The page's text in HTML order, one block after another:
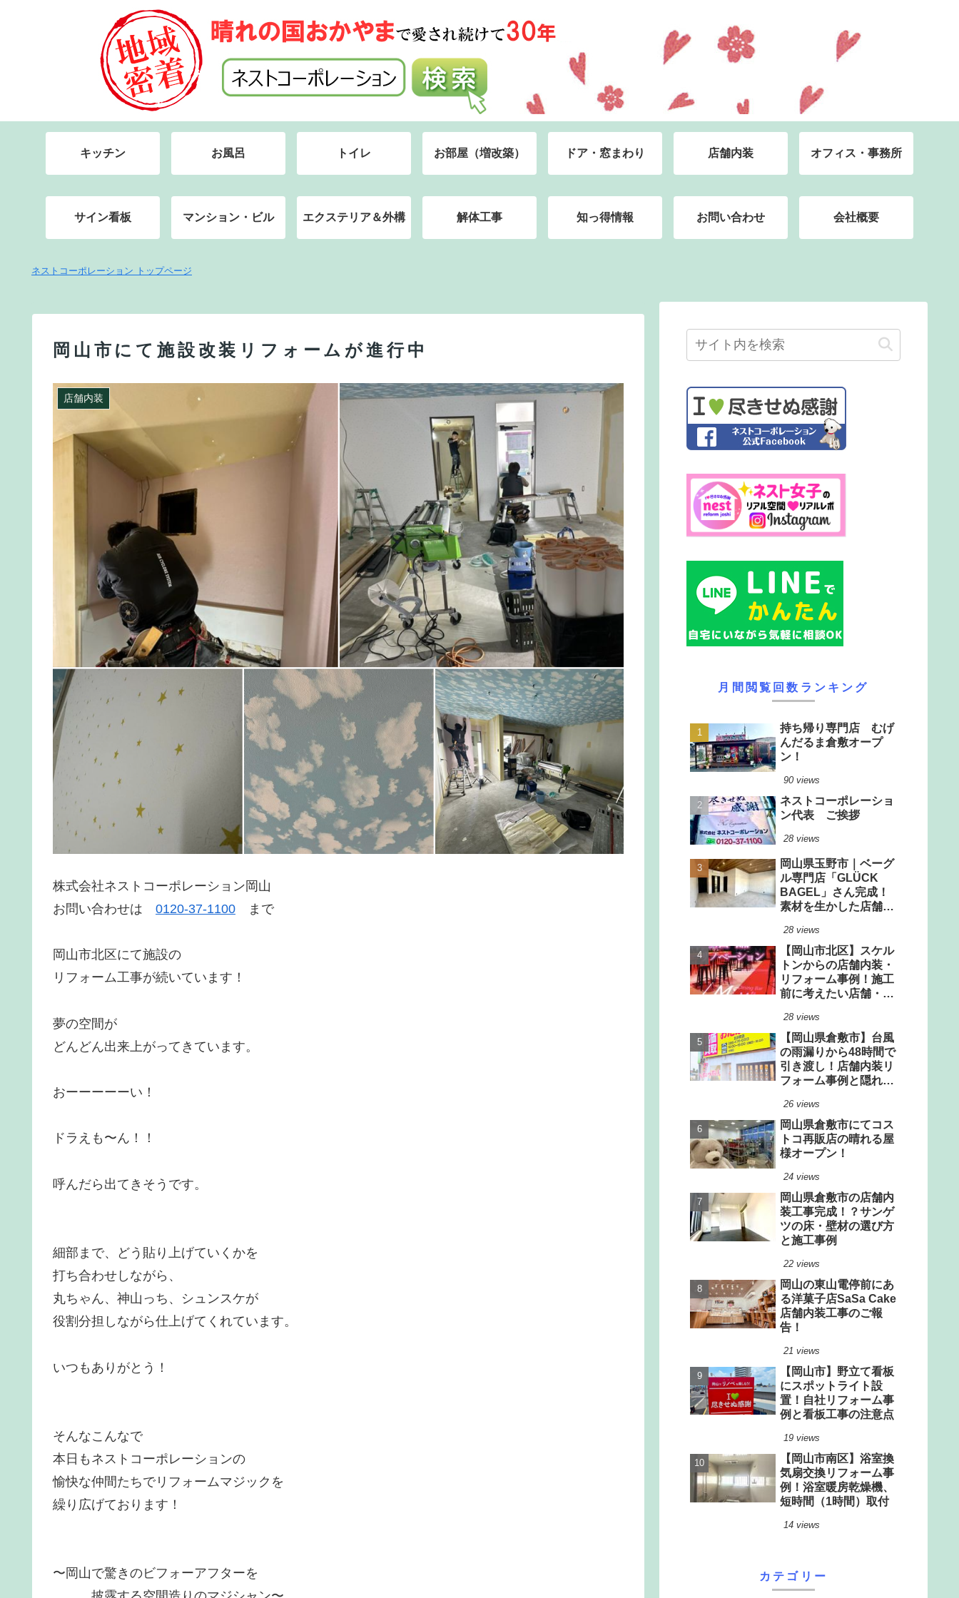
キッチン お風呂 トイレ お部屋（増改築） ドア・窓まわり 店舗内装 オフィス・事務所
サイン看板 マンション・ビル エクステリア＆外構 解体工事 知っ得情報 お問い合わせ 会社概要
ネストコーポレーション トップページ
岡山市にて施設改装リフォームが進行中
店舗内装
株式会社ネストコーポレーション岡山
お問い合わせは 0120-37-1100 まで
岡山市北区にて施設の
リフォーム工事が続いています！
夢の空間が
どんどん出来上がってきています。
おーーーーーい！
ドラえも〜ん！！
呼んだら出てきそうです。
細部まで、どう貼り上げていくかを
打ち合わせしながら、
丸ちゃん、神山っち、シュンスケが
役割分担しながら仕上げてくれています。
いつもありがとう！
そんなこんなで
本日もネストコーポレーションの
愉快な仲間たちでリフォームマジックを
繰り広げております！
〜岡山で驚きのビフォーアフターを
月間閲覧回数ランキング
持ち帰り専門店 むげ
んだるま倉敷オープ
ン！
90 views
ネストコーポレーショ
ン代表 ご挨拶
28 views
岡山県玉野市｜ベーグ
ル専門店「GLÜCK
BAGEL」さん完成！
素材を生かした店舗改
28 views
【岡山市北区】スケル
トンからの店舗内装・
リフォーム事例！施工
前に考えたい店舗・厨
28 views
【岡山県倉敷市】台風
の雨漏りから48時間で
引き渡し！店舗内装リ
フォーム事例と隠れた
方
26 views
岡山県倉敷市にてコス
トコ再販店の晴れる屋
様オープン！
24 views
岡山県倉敷市の店舗内
装工事完成！？サンゲ
ツの床・壁材の選び方
と施工事例
22 views
岡山の東山電停前にあ
る洋菓子店SaSa Cake
店舗内装工事のご報
告！
21 views
【岡山市】野立て看板
にスポットライト設
置！自社リフォーム事
例と看板工事の注意点
19 views
【岡山市南区】浴室換
気扇交換リフォーム事
例！浴室暖房乾燥機、
短時間（1時間）取付
14 views
カテゴリー